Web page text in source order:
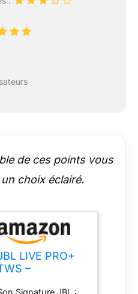
de ces points vous
choix éclairé.
LIVE PRO+
–
Signature JBL :